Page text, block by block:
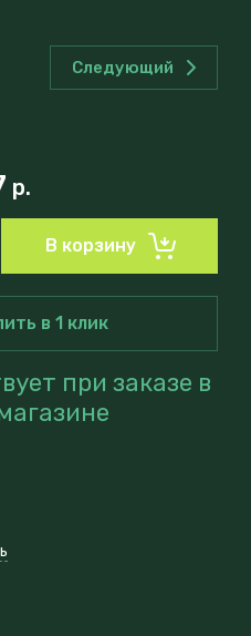
Следующий
р.
В корзину
в 1 клик
при заказе в